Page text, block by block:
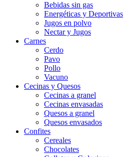
Bebidas sin gas
Energéticas y Deportivas
Jugos en polvo
Nectar y Jugos
Carnes
Cerdo
Pavo
Pollo
Vacuno
Cecinas y Quesos
Cecinas a granel
Cecinas envasadas
Quesos a granel
Quesos envasados
Confites
Cereales
Chocolates